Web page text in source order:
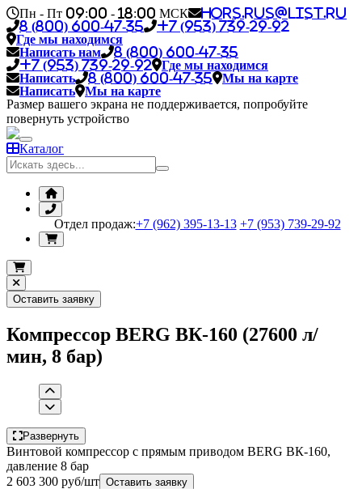
Пн - Пт 09:00 - 18:00 МСК
hors.rus@list.ru
8 (800) 600-47-35
+7 (953) 739-29-92
Где мы находимся
Написать нам
8 (800) 600-47-35
+7 (953) 739-29-92
Где мы находимся
Написать
8 (800) 600-47-35
Мы на карте
Написать
Мы на карте
Размер вашего экрана не поддерживается, попробуйте
повернуть устройство
Каталог
Отдел продаж:+7 (962) 395-13-13 +7 (953) 739-29-92
Оставить заявку
Компрессор BERG ВК-160 (27600 л/
мин, 8 бар)
Развернуть
Винтовой компрессор с прямым приводом BERG ВК-160,
давление 8 бар
2 603 300 руб/шт Оставить заявку